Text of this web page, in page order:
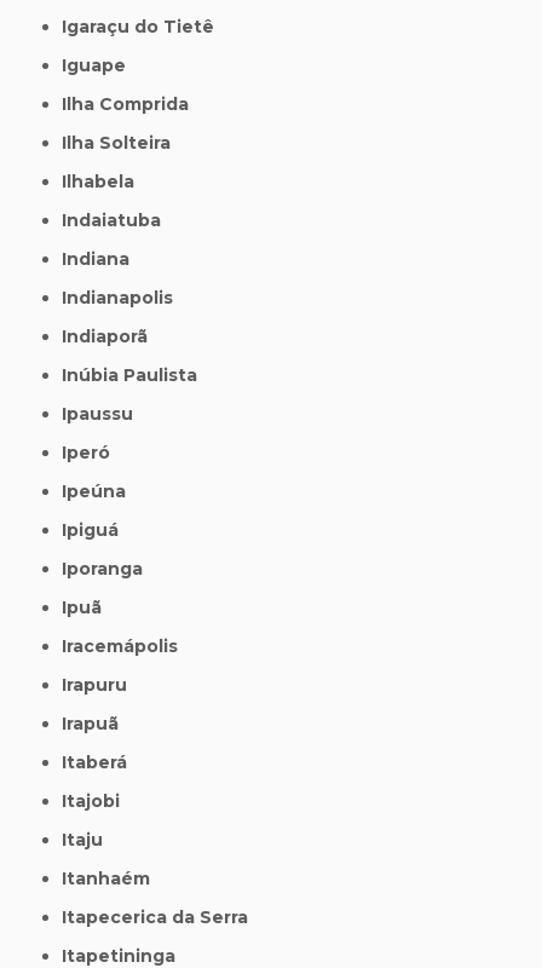
Igaraçu do Tietê
Iguape
Ilha Comprida
Ilha Solteira
Ilhabela
Indaiatuba
Indiana
Indianapolis
Indiaporã
Inúbia Paulista
Ipaussu
Iperó
Ipeúna
Ipiguá
Iporanga
Ipuã
Iracemápolis
Irapuru
Irapuã
Itaberá
Itajobi
Itaju
Itanhaém
Itapecerica da Serra
Itapetininga